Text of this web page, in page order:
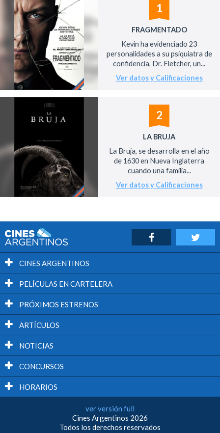
1
FRAGMENTADO
Kevin ha evidenciado 23
personalidades a su psiquiatra de
confidencia, Dr. Fletcher, un...
Ver datos y Calificaciones
2
LA BRUJA
La Bruja, se desarrolla en el año
de 1630 en Nueva Inglaterra
cuando una familia...
Ver datos y Calificaciones
CINES ARGENTINOS
PELÍCULAS EN CARTELERA
PRÓXIMOS ESTRENOS
ARTÍCULOS
NOTICIAS
CONCURSOS
HORARIOS
ver versión full
Cines Argentinos 2026
Todos los derechos reservados